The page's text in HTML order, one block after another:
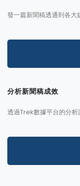
發一篇新聞稿透通到各大
分析新聞稿成效
透過Trek數據平台的分析